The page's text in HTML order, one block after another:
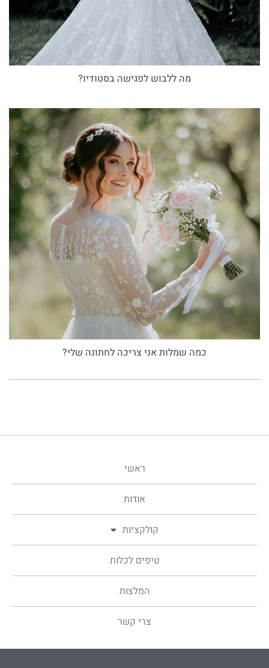
מה ללבוש לפגישה בסטודיו?
כמה שמלות אני צריכה לחתונה שלי?
ראשי
אודות
קולקציות
טיפים לכלות
המלצות
צרי קשר